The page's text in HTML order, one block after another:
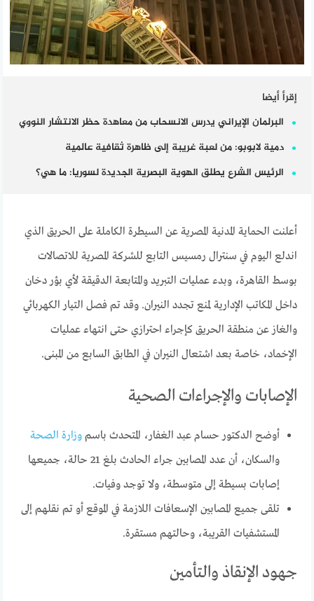
إقرأ أيضا
البرلمان الإيراني يدرس الانسحاب من معاهدة حظر الانتشار النووي
دمية لابوبو: من لعبة غريبة إلى ظاهرة ثقافية عالمية
الرئيس الشرع يطلق الهوية البصرية الجديدة لسوريا: ما هي؟
أعلنت الحماية المدنية المصرية عن السيطرة الكاملة على الحريق الذي
اندلع اليوم في سنترال رمسيس التابع للشركة المصرية للاتصالات
بوسط القاهرة، وبدء عمليات التبريد والمتابعة الدقيقة لأي بؤر دخان
داخل المكاتب الإدارية لمنع تجدد النيران. وقد تم فصل التيار الكهربائي
والغاز عن منطقة الحريق كإجراء احترازي حتى انتهاء عمليات
الإخماد، خاصة بعد اشتعال النيران في الطابق السابع من المبنى.
الإصابات والإجراءات الصحية
أوضح الدكتور حسام عبد الغفار، المتحدث باسموزارة الصحة
والسكان، أن عدد المصابين جراء الحادث بلغ 21 حالة، جميعها
إصابات بسيطة إلى متوسطة، ولا توجد وفيات.
تلقى جميع المصابين الإسعافات اللازمة في الموقع أو تم نقلهم إلى
المستشفيات القريبة، وحالتهم مستقرة.
جهود الإنقاذ والتأمين